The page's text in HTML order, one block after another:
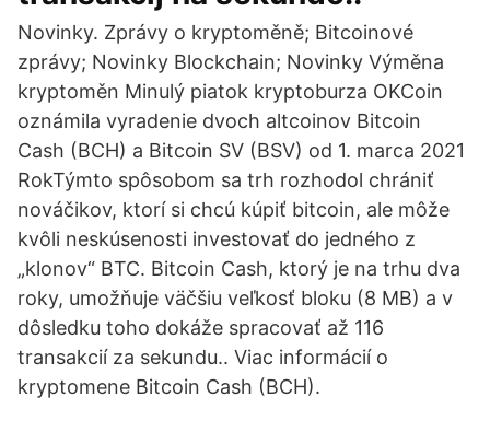
Novinky. Zprávy o kryptoměně; Bitcoinové
zprávy; Novinky Blockchain; Novinky Výměna
kryptoměn Minulý piatok kryptoburza OKCoin
oznámila vyradenie dvoch altcoinov Bitcoin
Cash (BCH) a Bitcoin SV (BSV) od 1. marca 2021
RokTýmto spôsobom sa trh rozhodol chrániť
nováčikov, ktorí si chcú kúpiť bitcoin, ale môže
kvôli neskúsenosti investovať do jedného z
„klonov“ BTC. Bitcoin Cash, ktorý je na trhu dva
roky, umožňuje väčšiu veľkosť bloku (8 MB) a v
dôsledku toho dokáže spracovať až 116
transakcií za sekundu.. Viac informácií o
kryptomene Bitcoin Cash (BCH).